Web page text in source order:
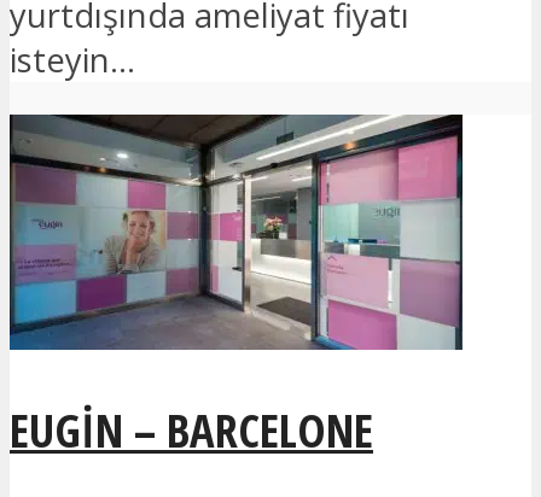
yurtdışında ameliyat fiyatı
isteyin...
EUGIN – BARCELONE